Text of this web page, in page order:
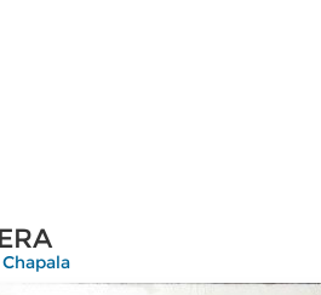
Chapala